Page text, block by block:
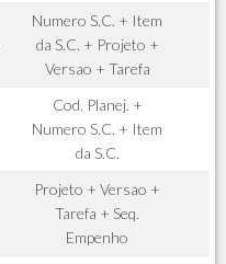
Numero S.C. + Item
da S.C. + Projeto +
Versao + Tarefa
Cod. Planej. +
Numero S.C. + Item
da S.C.
Projeto + Versao +
Tarefa + Seq.
Empenho